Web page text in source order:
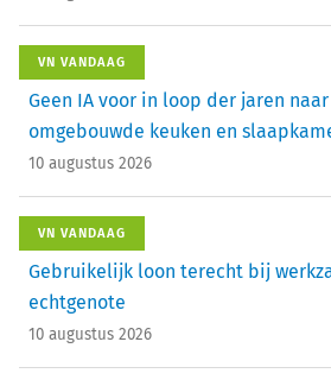
VN VANDAAG
Geen IA voor in loop der jaren
omgebouwde keuken en
10 augustus 2026
VN VANDAAG
Gebruikelijk loon terecht bij
echtgenote
10 augustus 2026